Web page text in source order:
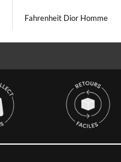
Fahrenheit Dior Homme